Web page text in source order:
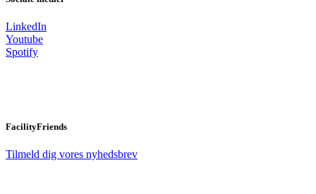
LinkedIn
Youtube
Spotify
FacilityFriends
Tilmeld dig vores nyhedsbrev